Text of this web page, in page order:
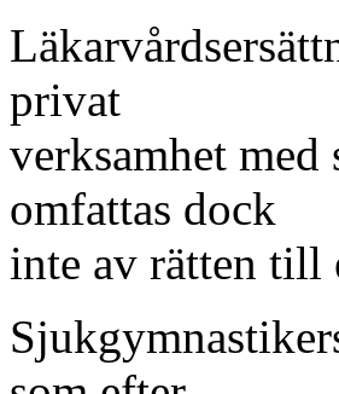
privat
verksamhet med
omfattas dock
inte av rätten till